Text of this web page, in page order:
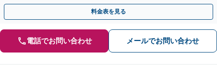
倫相談は初回0円】【福岡県全域対応】
料金表を見る
電話でお問い合わせ メールでお問い合わせ